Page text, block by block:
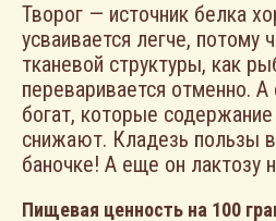
Творог — источник белка
усваивается легче, потому
тканевой структуры, как
переваривается отменно.
богат, которые
снижают. Кладезь пользы
баночке! А еще он лактозу
Пищевая ценность на 100